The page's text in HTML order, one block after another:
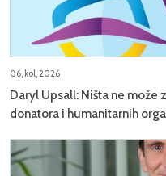
06, kol, 2026
Daryl Upsall: Ništa ne
donatora i humanitarnih